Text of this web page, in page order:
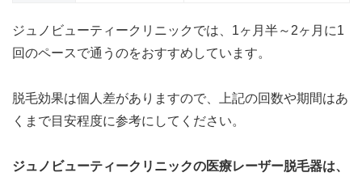
ジュノビューティークリニックでは、1ヶ月半～2ヶ月に1
回のペースで通うのをおすすめしています。
脱毛効果は個人差がありますので、上記の回数や期間はあ
くまで目安程度に参考にしてください。
ジュノビューティークリニックの医療レーザー脱毛器は、